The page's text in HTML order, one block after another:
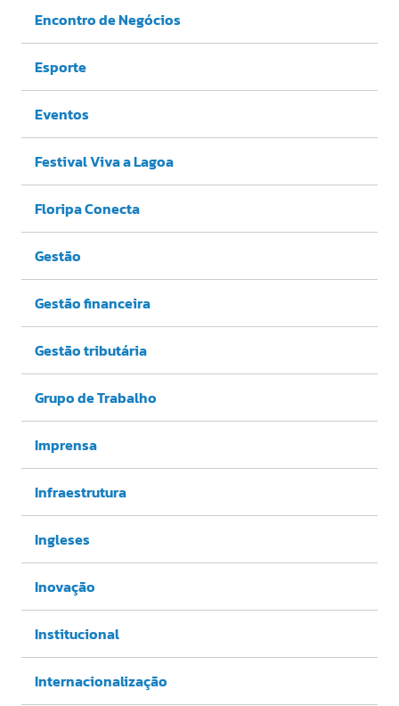
Encontro de Negócios
Esporte
Eventos
Festival Viva a Lagoa
Floripa Conecta
Gestão
Gestão financeira
Gestão tributária
Grupo de Trabalho
Imprensa
Infraestrutura
Ingleses
Inovação
Institucional
Internacionalização